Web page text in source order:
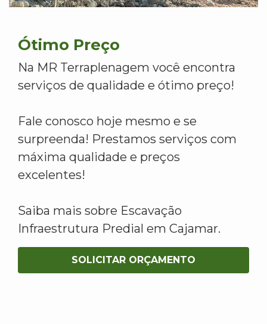
Ótimo Preço
Na MR Terraplenagem você encontra
serviços de qualidade e ótimo preço!
Fale conosco hoje mesmo e se
surpreenda! Prestamos serviços com
máxima qualidade e preços
excelentes!
Saiba mais sobre Escavação
Infraestrutura Predial em Cajamar.
SOLICITAR ORÇAMENTO